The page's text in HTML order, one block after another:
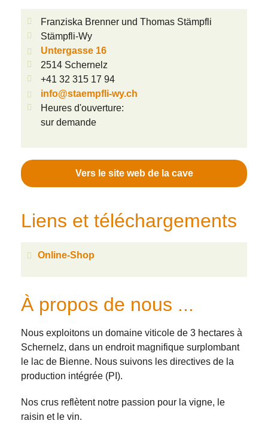
À propos de nous ...
Nous exploitons un domaine viticole de 3 hectares à
Schernelz, dans un endroit magnifique surplombant
le lac de Bienne. Nous suivons les directives de la
production intégrée (PI).
Nos crus reflètent notre passion pour la vigne, le
raisin et le vin.
Franziska Brenner und Thomas Stämpfli
Stämpfli-Wy
Untergasse 16
2514 Schernelz
+41 32 315 17 94
info@staempfli-wy.ch
Heures d'ouverture:
sur demande
Vers le site web de la cave
Liens et téléchargements
Online-Shop